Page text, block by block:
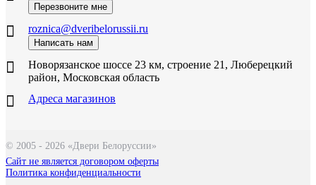
Перезвоните мне
roznica@dveribelorussii.ru
Написать нам
Новорязанское шоссе 23 км, строение 21, Люберецкий
район, Московская область
Адреса магазинов
© 2005 - 2026 «Двери Белоруссии»
Сайт не является договором оферты
Политика конфиденциальности